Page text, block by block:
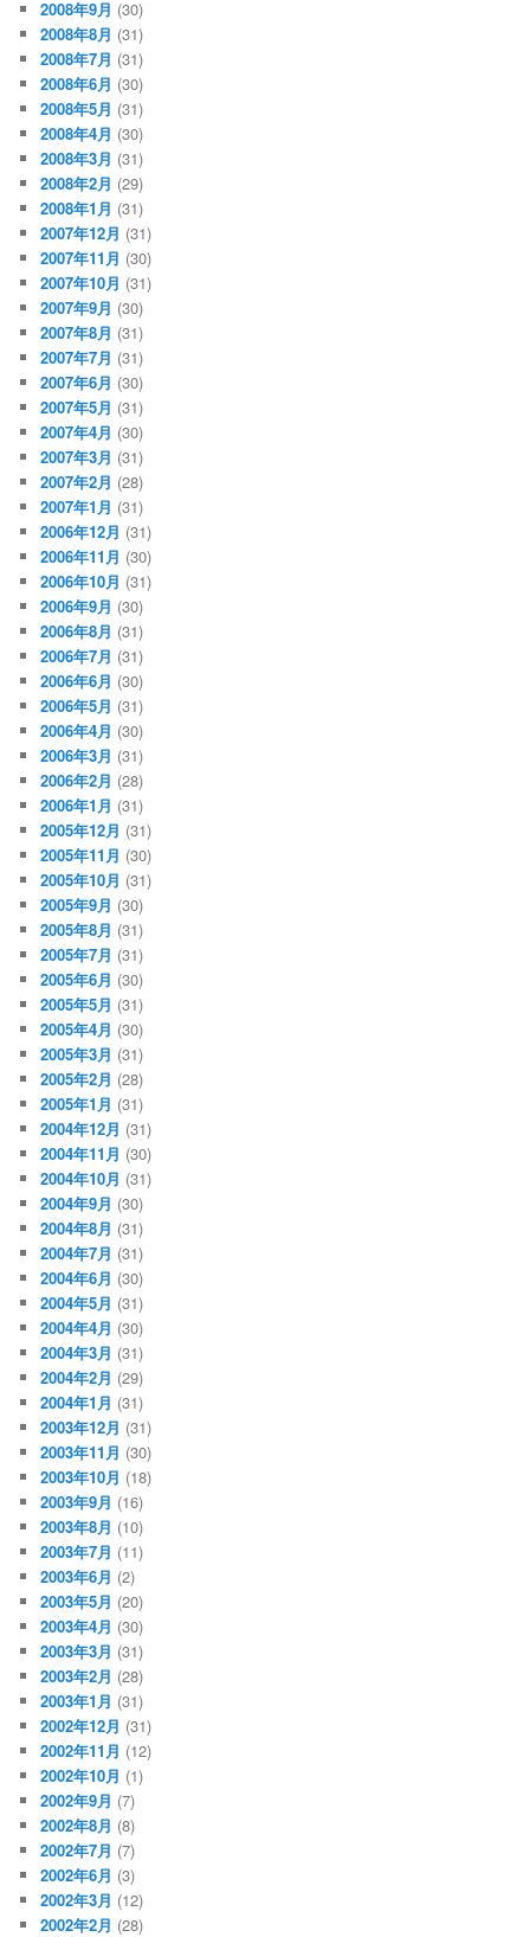
2008年9月 (30)
2008年8月 (31)
2008年7月 (31)
2008年6月 (30)
2008年5月 (31)
2008年4月 (30)
2008年3月 (31)
2008年2月 (29)
2008年1月 (31)
2007年12月 (31)
2007年11月 (30)
2007年10月 (31)
2007年9月 (30)
2007年8月 (31)
2007年7月 (31)
2007年6月 (30)
2007年5月 (31)
2007年4月 (30)
2007年3月 (31)
2007年2月 (28)
2007年1月 (31)
2006年12月 (31)
2006年11月 (30)
2006年10月 (31)
2006年9月 (30)
2006年8月 (31)
2006年7月 (31)
2006年6月 (30)
2006年5月 (31)
2006年4月 (30)
2006年3月 (31)
2006年2月 (28)
2006年1月 (31)
2005年12月 (31)
2005年11月 (30)
2005年10月 (31)
2005年9月 (30)
2005年8月 (31)
2005年7月 (31)
2005年6月 (30)
2005年5月 (31)
2005年4月 (30)
2005年3月 (31)
2005年2月 (28)
2005年1月 (31)
2004年12月 (31)
2004年11月 (30)
2004年10月 (31)
2004年9月 (30)
2004年8月 (31)
2004年7月 (31)
2004年6月 (30)
2004年5月 (31)
2004年4月 (30)
2004年3月 (31)
2004年2月 (29)
2004年1月 (31)
2003年12月 (31)
2003年11月 (30)
2003年10月 (18)
2003年9月 (16)
2003年8月 (10)
2003年7月 (11)
2003年6月 (2)
2003年5月 (20)
2003年4月 (30)
2003年3月 (31)
2003年2月 (28)
2003年1月 (31)
2002年12月 (31)
2002年11月 (12)
2002年10月 (1)
2002年9月 (7)
2002年8月 (8)
2002年7月 (7)
2002年6月 (3)
2002年3月 (12)
2002年2月 (28)